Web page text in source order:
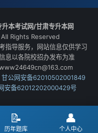
升本考试网/甘肃专升本网
Rights Reserved
指导服务，网站信息仅供学习
息以各院校招办发布为准
甘公网安备62010502001849
安备62012202000429号
📝
历年题库
👤
个人中心